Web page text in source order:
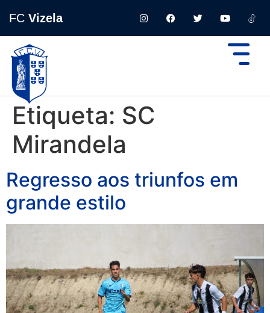
FC Vizela
Etiqueta: SC
Mirandela
Regresso aos triunfos em
grande estilo